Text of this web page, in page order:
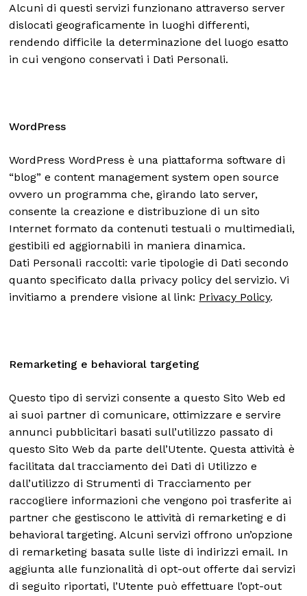
Alcuni di questi servizi funzionano attraverso server
dislocati geograficamente in luoghi differenti,
rendendo difficile la determinazione del luogo esatto
in cui vengono conservati i Dati Personali.
WordPress
WordPress WordPress è una piattaforma software di
“blog” e content management system open source
ovvero un programma che, girando lato server,
consente la creazione e distribuzione di un sito
Internet formato da contenuti testuali o multimediali,
gestibili ed aggiornabili in maniera dinamica.
Dati Personali raccolti: varie tipologie di Dati secondo
quanto specificato dalla privacy policy del servizio. Vi
invitiamo a prendere visione al link: Privacy Policy.
Remarketing e behavioral targeting
Questo tipo di servizi consente a questo Sito Web ed
ai suoi partner di comunicare, ottimizzare e servire
annunci pubblicitari basati sull’utilizzo passato di
questo Sito Web da parte dell’Utente. Questa attività è
facilitata dal tracciamento dei Dati di Utilizzo e
dall’utilizzo di Strumenti di Tracciamento per
raccogliere informazioni che vengono poi trasferite ai
partner che gestiscono le attività di remarketing e di
behavioral targeting. Alcuni servizi offrono un’opzione
di remarketing basata sulle liste di indirizzi email. In
aggiunta alle funzionalità di opt-out offerte dai servizi
di seguito riportati, l’Utente può effettuare l’opt-out